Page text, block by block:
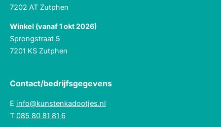
7202 AT Zutphen
Winkel (vanaf 1 okt 2026)
Sprongstraat 5
7201 KS Zutphen
Contact/bedrijfsgegevens
E info@kunstenkadootjes.nl
T 085 80 81 81 6